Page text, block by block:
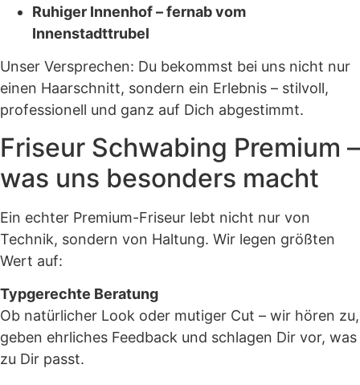
Ruhiger Innenhof – fernab vom
Innenstadttrubel
Unser Versprechen: Du bekommst bei uns nicht nur
einen Haarschnitt, sondern ein Erlebnis – stilvoll,
professionell und ganz auf Dich abgestimmt.
Friseur Schwabing Premium –
was uns besonders macht
Ein echter Premium-Friseur lebt nicht nur von
Technik, sondern von Haltung. Wir legen größten
Wert auf:
Typgerechte Beratung
Ob natürlicher Look oder mutiger Cut – wir hören zu,
geben ehrliches Feedback und schlagen Dir vor, was
zu Dir passt.